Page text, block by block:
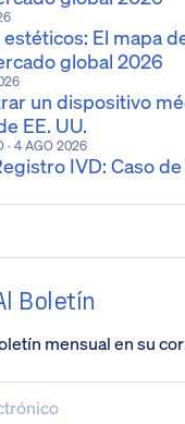
El mapa
global 2026
un dispositivo
EE. UU.
· 4 AGO 2026
IVD: Caso
Boletín
mensual en su